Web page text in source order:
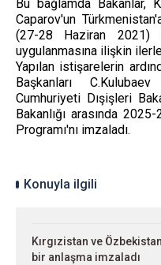
Bu bağlamda Bakanlar,
Caparov'un
(27-28 Haziran 2021)
uygulanmasına ilişkin
Yapılan istişarelerin
Başkanları
Cumhuriyeti Dışişleri
Bakanlığı arasında
Programı'nı imzaladı.
Konuyla ilgili
Kırgızistan ve
bir anlaşma imzaladı